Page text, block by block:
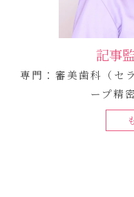
記事
専門：審美歯科（セ
ープ精